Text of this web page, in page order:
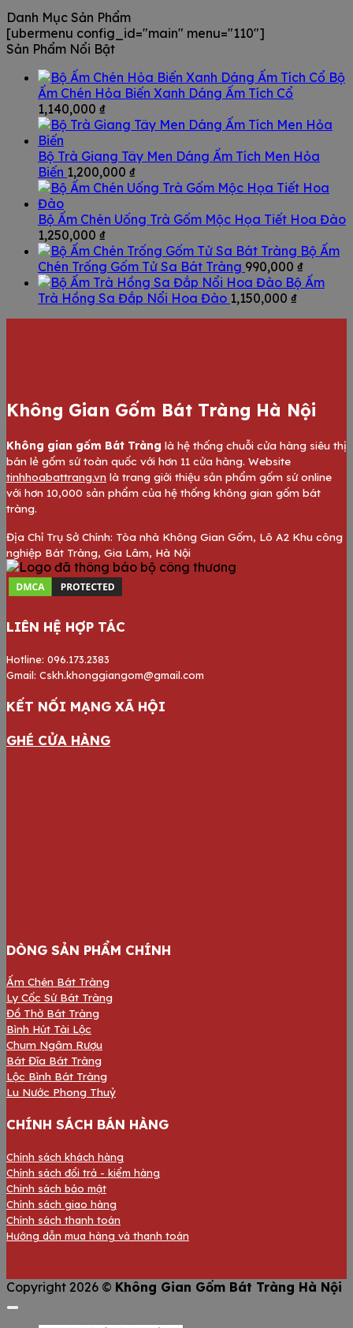
Danh Mục Sản Phẩm
[ubermenu config_id="main" menu="110"]
Sản Phẩm Nổi Bật
Bộ
Ấm Chén Hỏa Biến Xanh Dáng Ấm Tích Cổ
1,140,000 ₫
Bộ Trà Giang Tây Men Dáng Ấm Tích Men Hỏa
Biến 1,200,000 ₫
Bộ Ấm Chén Uống Trà Gốm Mộc Họa Tiết Hoa Đào
1,250,000 ₫
Bộ Ấm
Chén Trống Gốm Tử Sa Bát Tràng 990,000 ₫
Bộ Ấm
Trà Hồng Sa Đắp Nổi Hoa Đào 1,150,000 ₫
Không Gian Gốm Bát Tràng Hà Nội
Không gian gốm Bát Tràng là hệ thống chuỗi cửa hàng siêu thị
bán lẻ gốm sứ toàn quốc với hơn 11 cửa hàng. Website
tinhhoabattrang.vn là trang giới thiệu sản phẩm gốm sứ online
với hơn 10,000 sản phẩm của hệ thống không gian gốm bát
tràng.
Địa Chỉ Trụ Sở Chính: Tòa nhà Không Gian Gốm, Lô A2 Khu công
nghiệp Bát Tràng, Gia Lâm, Hà Nội
LIÊN HỆ HỢP TÁC
Hotline: 096.173.2383
Gmail: Cskh.khonggiangom@gmail.com
KẾT NỐI MẠNG XÃ HỘI
GHÉ CỬA HÀNG
DÒNG SẢN PHẨM CHÍNH
Ấm Chén Bát Tràng
Ly Cốc Sứ Bát Tràng
Đồ Thờ Bát Tràng
Bình Hút Tài Lộc
Chum Ngâm Rượu
Bát Đĩa Bát Tràng
Lộc Bình Bát Tràng
Lu Nước Phong Thuỷ
CHÍNH SÁCH BÁN HÀNG
Chính sách khách hàng
Chính sách đổi trả - kiểm hàng
Chính sách bảo mật
Chính sách giao hàng
Chính sách thanh toán
Hướng dẫn mua hàng và thanh toán
Copyright 2026 © Không Gian Gốm Bát Tràng Hà Nội